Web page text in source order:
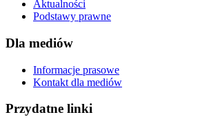
Aktualności
Podstawy prawne
Dla mediów
Informacje prasowe
Kontakt dla mediów
Przydatne linki